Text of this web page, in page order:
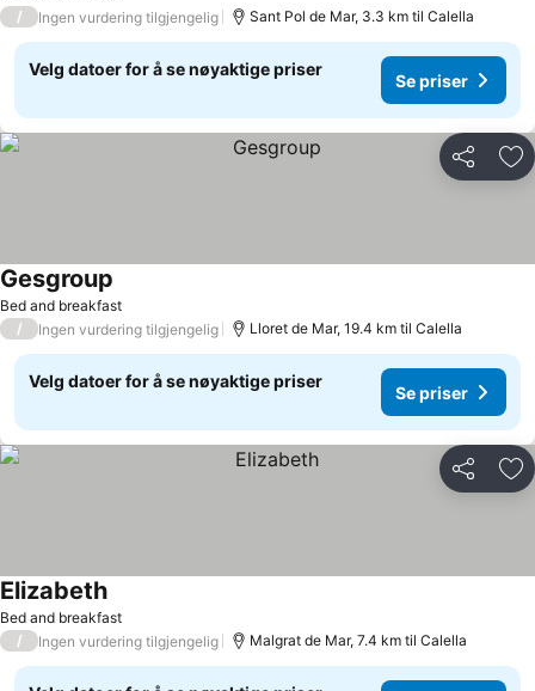
/ Ingen vurdering tilgjengelig Sant Pol de Mar, 3.3 km til Calella
Velg datoer for å se nøyaktige priser
Se priser
Del
Bed and breakfast
Gesgroup
/ Ingen vurdering tilgjengelig Lloret de Mar, 19.4 km til Calella
Velg datoer for å se nøyaktige priser
Se priser
Del
Bed and breakfast
ElizabethSe priser
/ Ingen vurdering tilgjengelig Malgrat de Mar, 7.4 km til Calella